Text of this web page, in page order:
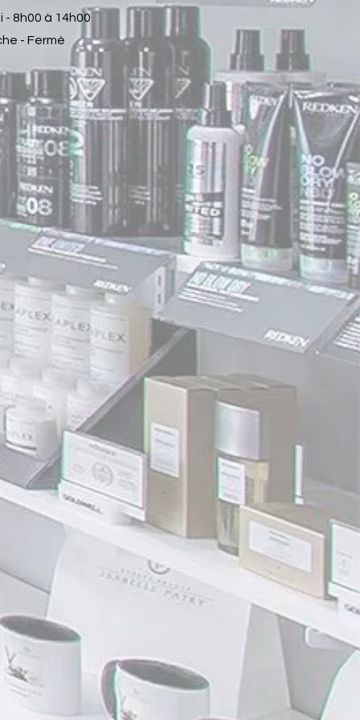
- 8h00 à 14h00
- Fermé